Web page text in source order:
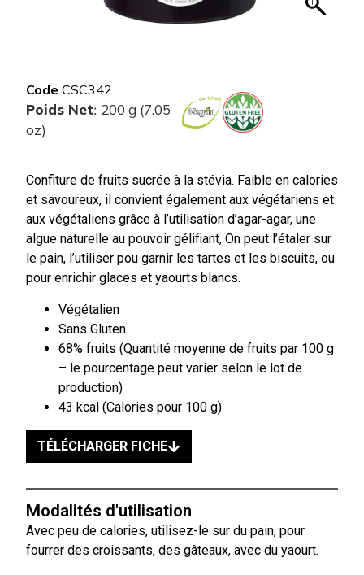
Code CSC342
Poids Net: 200 g (7.05
oz)
Confiture de fruits sucrée à la stévia. Faible en calories
et savoureux, il convient également aux végétariens et
aux végétaliens grâce à l’utilisation d’agar-agar, une
algue naturelle au pouvoir gélifiant, On peut l’étaler sur
le pain, l’utiliser pou garnir les tartes et les biscuits, ou
pour enrichir glaces et yaourts blancs.
Végétalien
Sans Gluten
68% fruits (Quantité moyenne de fruits par 100 g
– le pourcentage peut varier selon le lot de
production)
43 kcal (Calories pour 100 g)
TÉLÉCHARGER FICHE
Modalités d'utilisation
Avec peu de calories, utilisez-le sur du pain, pour
fourrer des croissants, des gâteaux, avec du yaourt.